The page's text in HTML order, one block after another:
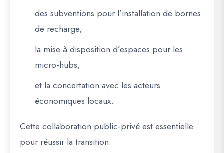
des subventions pour l’installation de bornes
de recharge,
la mise à disposition d’espaces pour les
micro-hubs,
et la concertation avec les acteurs
économiques locaux.
Cette collaboration public-privé est essentielle
pour réussir la transition.